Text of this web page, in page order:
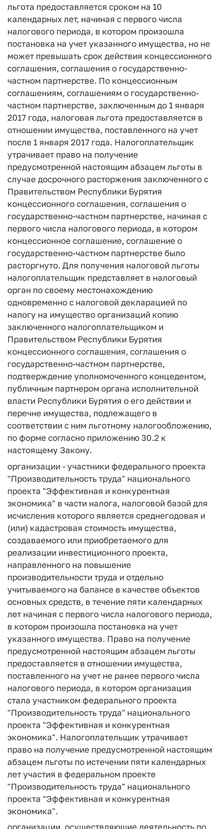
льгота предоставляется сроком на 10
календарных лет, начиная с первого числа
налогового периода, в котором произошла
постановка на учет указанного имущества, но не
может превышать срок действия концессионного
соглашения, соглашения о государственно-
частном партнерстве. По концессионным
соглашениям, соглашениям о государственно-
частном партнерстве, заключенным до 1 января
2017 года, налоговая льгота предоставляется в
отношении имущества, поставленного на учет
после 1 января 2017 года. Налогоплательщик
утрачивает право на получение
предусмотренной настоящим абзацем льготы в
случае досрочного расторжения заключенного с
Правительством Республики Бурятия
концессионного соглашения, соглашения о
государственно-частном партнерстве, начиная с
первого числа налогового периода, в котором
концессионное соглашение, соглашение о
государственно-частном партнерстве было
расторгнуто. Для получения налоговой льготы
налогоплательщик представляет в налоговый
орган по своему местонахождению
одновременно с налоговой декларацией по
налогу на имущество организаций копию
заключенного налогоплательщиком и
Правительством Республики Бурятия
концессионного соглашения, соглашения о
государственно-частном партнерстве,
подтверждение уполномоченного концедентом,
публичным партнером органа исполнительной
власти Республики Бурятия о его действии и
перечне имущества, подлежащего в
соответствии с ним льготному налогообложению,
по форме согласно приложению 30.2 к
настоящему Закону.
организации - участники федерального проекта
"Производительность труда" национального
проекта "Эффективная и конкурентная
экономика" в части налога, налоговой базой для
исчисления которого является среднегодовая и
(или) кадастровая стоимость имущества,
создаваемого или приобретаемого для
реализации инвестиционного проекта,
направленного на повышение
производительности труда и отдельно
учитываемого на балансе в качестве объектов
основных средств, в течение пяти календарных
лет начиная с первого числа налогового периода,
в котором произошла постановка на учет
указанного имущества. Право на получение
предусмотренной настоящим абзацем льготы
предоставляется в отношении имущества,
поставленного на учет не ранее первого числа
налогового периода, в котором организация
стала участником федерального проекта
"Производительность труда" национального
проекта "Эффективная и конкурентная
экономика". Налогоплательщик утрачивает
право на получение предусмотренной настоящим
абзацем льготы по истечении пяти календарных
лет участия в федеральном проекте
"Производительность труда" национального
проекта "Эффективная и конкурентная
экономика".
организации, осуществляющие деятельность по